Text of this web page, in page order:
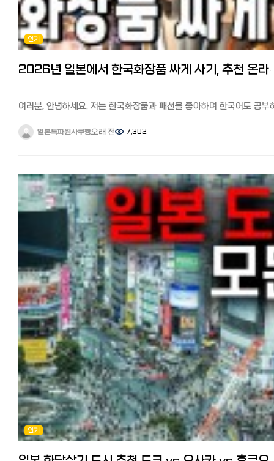
[추가정보] Netflix와 동영상 스트리밍 서비스(VOD) 간단 비교 일본에
한국 드라마를 보려면 어느 VOD 서비스가 좋을까? 라고 궁금해하시는
분들이 많을 것 같습니다. 한국도 마찬가지지만, 동영상 스트리밍 서비스
(VOD)가 많아 선택하기가 쉽지 않습니다.
보았습니다. 1~2일에 한 편 정도, 많은 한국 드라마와 신작을 보고 싶다!
➡Amazon 프라임 비디오 드라마로 공부하고 싶고, 화제의 오리지널
일주일에 1~2편 정도, 합리적인 가격과 작품 수➡Lemino(구 dTV) 아래
기사도 참고해서 자신의 스타일과 필요에 맞게 자유롭게 결정해 보세
이번에는 일본에서 한국 넷플릭스를 시청하는 방법과 한국 드라마 라인
작품수가 다른 이유를 정리해 설명드렸습니다.
다양한 동영상 스트리밍 서비스 중에서도 화제가 되는 오리지널 작품이
많은 넷플릭스를 이용하는 분들이 많을 것 같습니다.
VPN을 이용해 한국 버전 넷플릭스에 연결하면 넷플릭스를 200% 즐길
이번 기사를 참고해서 넷플릭스에서 한국 드라마를 더 즐겨보세요^^
【추천기사】 일본에서 한국 방송 실시간, 다시보기 무료로 보는 방법 현지
한국인이 총정리 https://korean.co.jp/life2/41 [일본에서 집 구하
추천 부동산 사이트와 쉐어하우스, 한국부동산과 꿀팁까지
https://korean.co.jp/life_realestate/1 [일본 인터넷 개통과 설치]
거주 한국인 추천 6사의 속도와 요금, 직접 써 본 후기
https://korean.co.jp/life2/135 일본에서 집 사기, 주택론의 모든
이자, 대출 한도, 추천 은행, 화재보험까지
https://korean.co.jp/life_realestate/7 일본에서 한국송금 현지인
추천 6사 비교분석! 저렴하고 편한 송금과 한도, 수수료 할인 쿠폰까지
https://korean.co.jp/life2/308 일본 취업, 전직 사이트 추천! 한국
선배가 전수하는 꿀팁과 구인구직 시장 https://korean.co.jp/life3/
[일본 거주자들의 재테크] 니사, 주식, 포인트 등 목돈 만드는 법과 선배
꿀팁 https://korean.co.jp/life4/1 일본 핸드폰, 통신사 추천은?
알뜰폰(格安SIM) 5사 비교분석, 개통 절차, 주의점과 사용 후기
https://korean.co.jp/life2/10 일본에서 전기, 가스 요금 아끼기!
알려주고 싶지 않은 팁, 캐쉬백, 쿠폰링크. 8년간 실제 광열비
https://korean.co.jp/life2/11 재일한국인이 추천하는 일본 신용카드
7선!연회비 무료, 심사 잘 나고 혜택이 높은 카드는?
있습니다.
※기본 공사는 18000엔에서 25000엔 정도. 여러 군데 견적을 받아서
결정하세요 중고 에어컨+구라시노마켓토 업자를 통한 설치공사로 저는
2024년에 나온 상태가 괜찮은 중고에어컨을 4만엔에 구매, 설치
2만엔으로 6만엔에 설치완료했습니다. 다만 주의점으로 실내기가 3
실외기가 1층일 경우에는 구라시노마켓토에서는 대응이 안되거나 대응
업체도 10만엔정도 견적이 나오니 이 경우는 그냥 새제품을 사시는 게
마켓토가 가장 저렴합니다. 일반적으로는 8천엔에서 만엔 안팎입니다.
구라시노 마켓토에서 에어컨 설치, 클리닝 업자 찾기 【구라시노 마켓토
관련기사】 일본 에어컨 설치, 수리, 클리닝 등, 다양한 집안일을 싸고 쉽
신품을 살지 여러모로 비교를 해봤습니다. 2-3만엔 정도 더 들여 신품을
구매할 경우 저렴한 곳을 가르쳐 드리겠습니다. 신품 에어컨+공사비
가격비교를 해봤는데, 검색하면 이름없는 에어컨 전문 사이트가 많이
나옵니다만, 성수기라 연락이 원활하지 않거나 공사가 3주 4주후가 된
합니다. 빅카메라 등 대형양판점보다 아마존과 라쿠텐이치바가 제품도
업체도 많아 전체적으로 가격대가 저렴하고 성수기에도 비교적 공사수
빨리 되었습니다. (몇군데 전화문의한 바, 빠른 곳이 5일 이내 배송과 설
가능) 아마존에서 신품 에어컨 보기 라쿠텐이치바에서 신품 에어컨
마무리 어떠셨나요? 부담되는 가전 중에 하나인 에어컨을 저렴하게
구매하고 청소할 수 있는 방법을 제 경험을 토대로 정리해드렸습니다.
일본은 많은 집이 연중 에어컨으로 난방, 냉방을 하고 있죠. 이번 기사를
참고로 좋은 에어컨 장만하셔서 일년내내 편히 쓰시기 바랍니다.
【추천기사】 일본에서 전자제품 싸게 사기. 한국보다 저렴한 제품과 구입
꿀팁 https://korean.co.jp/life2/159 일본 온라인 쇼핑몰 추천 6선과
활용법: 라쿠텐, 아마존 재팬, 야후 쇼핑, 테무, 조조타운, 모노타로 비교
https://korean.co.jp/life2/175 바퀴벌레에서 벗어나고 싶다! 일본
선배들이 전수하는 퇴치법과 추천약 https://korean.co.jp/life2/7
[일본 이사업체 추천] 견적 절차와 비용, 가격협상의 팁! 최저가로 이사하
https://korean.co.jp/life_realestate/4 일본에서 집 사기, 주택론
모든 것! 이자, 대출 한도, 추천 은행, 화재보험까지
https://korean.co.jp/life_realestate/7 [일본 거주자들의 재테크]
니사, 주식, 포인트 등 목돈 만드는 법과 선배들의 꿀팁
https://korean.co.jp/life4/1 일본 핸드폰, 통신사 추천은? 알뜰폰
인기
2026년 일본에서 한국화장품 싸
여러분, 안녕하세요. 저는 한국화장품과 패션을 좋아하며 한국어도 공부
제가 자주 이용하는 한국 화장품 온라인 쇼핑몰을 정리해서 소개해
드리려고 합니다.
가지 않아도 쉽게 구입할 수 있게 되었습니다.
한국 화장품 온라인 쇼핑몰중에서도 신뢰성과 인기가 높고, 저렴하며
배송도 빠른 사이트를 중심으로 8개 사이트를 소개합니다. 한국 화장품,
인기가 높은 이유는 무엇일까? 우선 한국 화장품이 일본에서 인기가 있
이유를 간단히 정리하면 다음과 같습니다.
・트렌드를 만들어내는 속도가 빠르다
・가격은 저렴한데 품질이 좋다
・SNS와 K-POP의 영향
・패키지가 귀엽고 세련됐다
배송비가 비싸다? 관세가 붙는다? 예전에는 상품 가격보다 높은 배송
들고 해외 발송으로 주문 금액이 15,500엔을 초과하면 배송 시 관세·기
세금·수수료 등이 부과되었습니다.
하지만 최근 한국 화장품 인기가 상승하면서 일본 국내 배송을 하는 아
라쿠텐 등은 300~800엔 정도이며, 일정 금액 이상 구매 시 배송료가
무료인 쇼핑몰도 많이 있습니다.
관세 등도 온라인 쇼핑몰 측에서 부담하므로 추가 비용이 발생하지
않습니다.
배달까지 얼마나 걸릴까? 예전에는 한국 화장품 온라인 쇼핑몰 자체가
적었고, 한국에서 직배송이 되다 보니 배송비도 비싸고, 시간도 보통 10
이상 걸렸습니다.
최근에는 일본 국내 배송(예: 아마존, 라쿠텐 일부 매장)의 경우 1~3일,
한국에서 직배송은 평균 5~10일 정도 걸립니다.
온라인 쇼핑몰에 입점한 매장이나 시기에 따라 배송 기간이 달라질 수
있으며, 세일 기간(Qoo10 메가 할인 등)에는 10일 이상 걸릴 수도 있으니
확인이 필요합니다.
일본특파원사쿠짱오래 전 7,302
인기